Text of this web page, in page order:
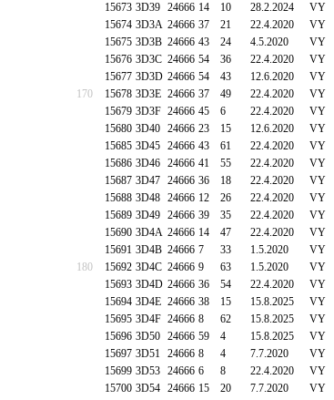
15673 3D39 24666 14 10 28.2.2024 VY
15674 3D3A 24666 37 21 22.4.2020 VY
15675 3D3B 24666 43 24 4.5.2020 VY
15676 3D3C 24666 54 36 22.4.2020 VY
15677 3D3D 24666 54 43 12.6.2020 VY
170
15678 3D3E 24666 37 49 22.4.2020 VY
15679 3D3F 24666 45 6 22.4.2020 VY
15680 3D40 24666 23 15 12.6.2020 VY
15685 3D45 24666 43 61 22.4.2020 VY
15686 3D46 24666 41 55 22.4.2020 VY
15687 3D47 24666 36 18 22.4.2020 VY
15688 3D48 24666 12 26 22.4.2020 VY
15689 3D49 24666 39 35 22.4.2020 VY
15690 3D4A 24666 14 47 22.4.2020 VY
15691 3D4B 24666 7 33 1.5.2020 VY
180
15692 3D4C 24666 9 63 1.5.2020 VY
15693 3D4D 24666 36 54 22.4.2020 VY
15694 3D4E 24666 38 15 15.8.2025 VY
15695 3D4F 24666 8 62 15.8.2025 VY
15696 3D50 24666 59 4 15.8.2025 VY
15697 3D51 24666 8 4 7.7.2020 VY
15699 3D53 24666 6 8 22.4.2020 VY
15700 3D54 24666 15 20 7.7.2020 VY